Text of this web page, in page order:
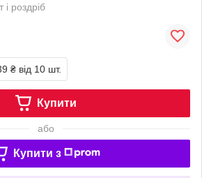
і роздріб
₴ від 10 шт.
Купити
або
Купити з